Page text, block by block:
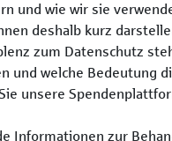
und wie wir sie
deshalb kurz
zum Datenschutz
und welche Bedeutung
unsere
Informationen zur